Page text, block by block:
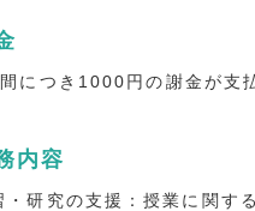
につき1000円の謝金が支
内容
・研究の支援：授業に関す